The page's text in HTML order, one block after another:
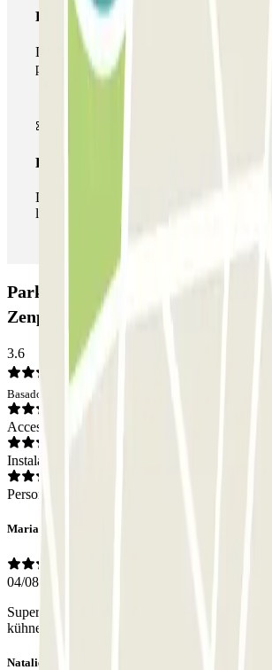
Pase multiparking
Durante tu estancia podrás hacer uso de
parkings de este operador disponibles en
Pase ilimitado
Durante tu estancia podrás entrar y salir
las veces que quieras.
Parking Ibis Budget - Stade André
Zenpark: Opiniones
3.6
Basado en 21 opiniones
Acceso
Instalaciones
Personal
Maria-Stephanie
04/08/2026
Super enge Ein- und Ausfahrt. Größer als VW
kühnes und geübtes Fahrvergnügen voraus.
Natalie